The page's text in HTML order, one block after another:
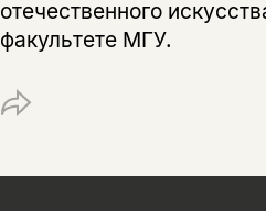
отечественного
факультете МГУ.